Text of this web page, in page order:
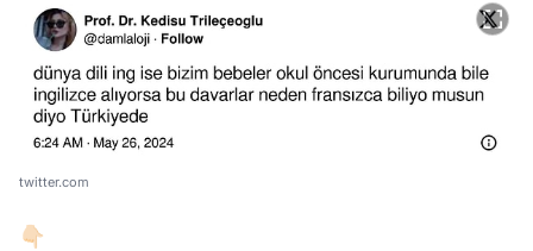
twitter.com
👇🏻